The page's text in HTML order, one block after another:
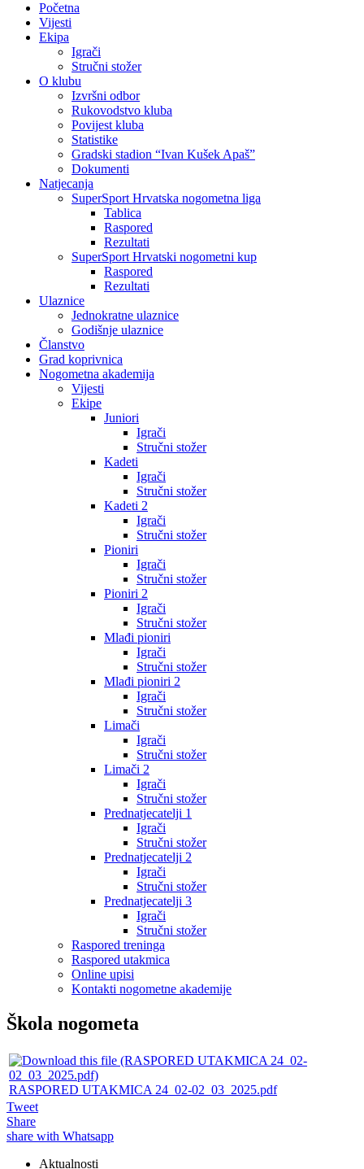
Početna
Vijesti
Ekipa
Igrači
Stručni stožer
O klubu
Izvršni odbor
Rukovodstvo kluba
Povijest kluba
Statistike
Gradski stadion “Ivan Kušek Apaš”
Dokumenti
Natjecanja
SuperSport Hrvatska nogometna liga
Tablica
Raspored
Rezultati
SuperSport Hrvatski nogometni kup
Raspored
Rezultati
Ulaznice
Jednokratne ulaznice
Godišnje ulaznice
Članstvo
Grad koprivnica
Nogometna akademija
Vijesti
Ekipe
Juniori
Igrači
Stručni stožer
Kadeti
Igrači
Stručni stožer
Kadeti 2
Igrači
Stručni stožer
Pioniri
Igrači
Stručni stožer
Pioniri 2
Igrači
Stručni stožer
Mlađi pioniri
Igrači
Stručni stožer
Mlađi pioniri 2
Igrači
Stručni stožer
Limači
Igrači
Stručni stožer
Limači 2
Igrači
Stručni stožer
Prednatjecatelji 1
Igrači
Stručni stožer
Prednatjecatelji 2
Igrači
Stručni stožer
Prednatjecatelji 3
Igrači
Stručni stožer
Raspored treninga
Raspored utakmica
Online upisi
Kontakti nogometne akademije
Škola nogometa
RASPORED UTAKMICA 24_02-02_03_2025.pdf
Tweet
Share
share with Whatsapp
Aktualnosti